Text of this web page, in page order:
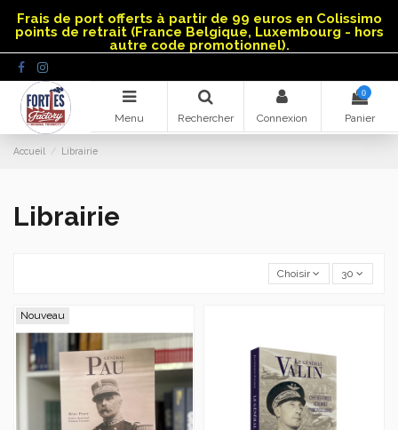
Frais de port offerts à partir de 99 euros en Colissimo
points de retrait (France Belgique, Luxembourg - hors
autre code promotionnel).
Menu Rechercher Connexion
0
Panier
Accueil Librairie
Librairie
Choisir 30
Nouveau